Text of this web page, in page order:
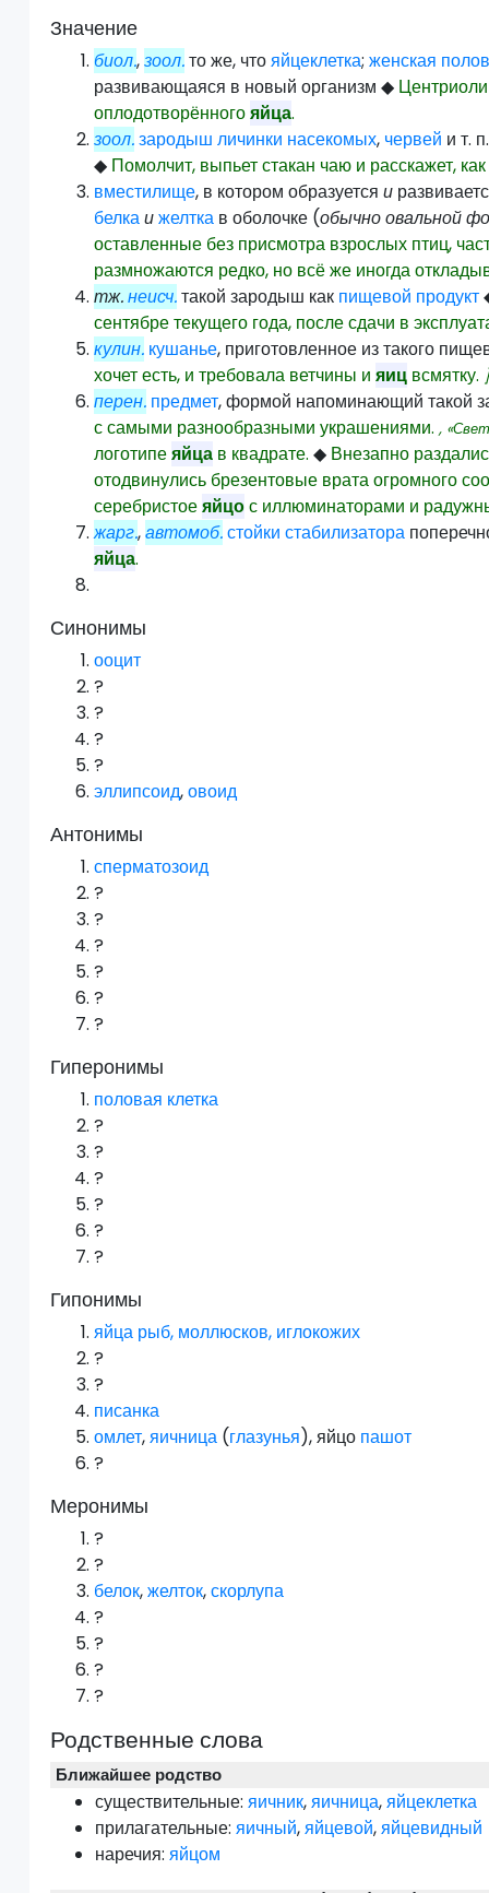
Значение
биол.,зоол.то же, чтояйцеклетка;женская
развивающаяся в новый организм◆
оплодотворённогояйца.
зоол.зародыш личинки насекомых, червей и т.
◆ Помолчит, выпьет стакан чаю и расскажет,
вместилище, в котором образуетсяи
белкаижелтка в оболочке (обычно овальной
оставленные без присмотра взрослых птиц,
размножаются редко, но всё же иногда
тж.неисч.такой зародыш как пищевой продукт
сентябре текущего года, после сдачи в
кулин. кушанье, приготовленное из такого
хочет есть, и требовала ветчины ияиц всмятку.
перен. предмет, формой напоминающий такой
с самыми разнообразными украшениями.,
логотипеяйца в квадрате.◆ Внезапно
отодвинулись брезентовые врата огромного
серебристоеяйцос иллюминаторами и
жарг.,автомоб.стойки стабилизатора
яйца.
Синонимы
ооцит
?
?
?
?
эллипсоид,овоид
Антонимы
сперматозоид
?
?
?
?
?
?
Гиперонимы
половая клетка
?
?
?
?
?
?
Гипонимы
яйца рыб, моллюсков, иглокожих
?
?
писанка
омлет,яичница (глазунья), яйцо пашот
?
Меронимы
?
?
белок,желток,скорлупа
?
?
?
?
Родственные слова
Ближайшее родство
существительные: яичник,яичница,яйцеклетка
прилагательные: яичный,яйцевой,яйцевидный
наречия: яйцом